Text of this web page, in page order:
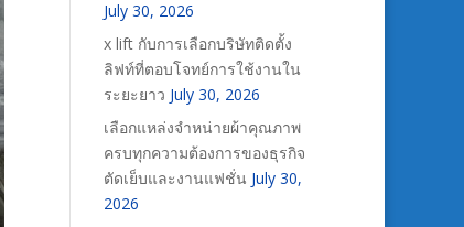
July 30, 2026
x lift กับการเลือกบริษัทติดตั้ง
ลิฟท์ที่ตอบโจทย์การใช้งานใน
ระยะยาว July 30, 2026
เลือกแหล่งจำหน่ายผ้าคุณภาพ
ครบทุกความต้องการของธุรกิจ
ตัดเย็บและงานแฟชั่น July 30,
2026